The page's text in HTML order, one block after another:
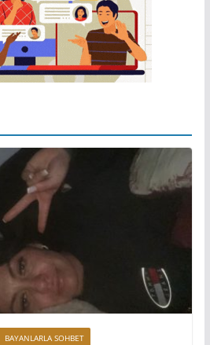
BAYANLARLA SOHBET